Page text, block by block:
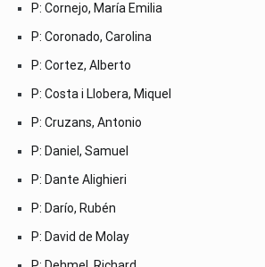
P: Cornejo, María Emilia
P: Coronado, Carolina
P: Cortez, Alberto
P: Costa i Llobera, Miquel
P: Cruzans, Antonio
P: Daniel, Samuel
P: Dante Alighieri
P: Darío, Rubén
P: David de Molay